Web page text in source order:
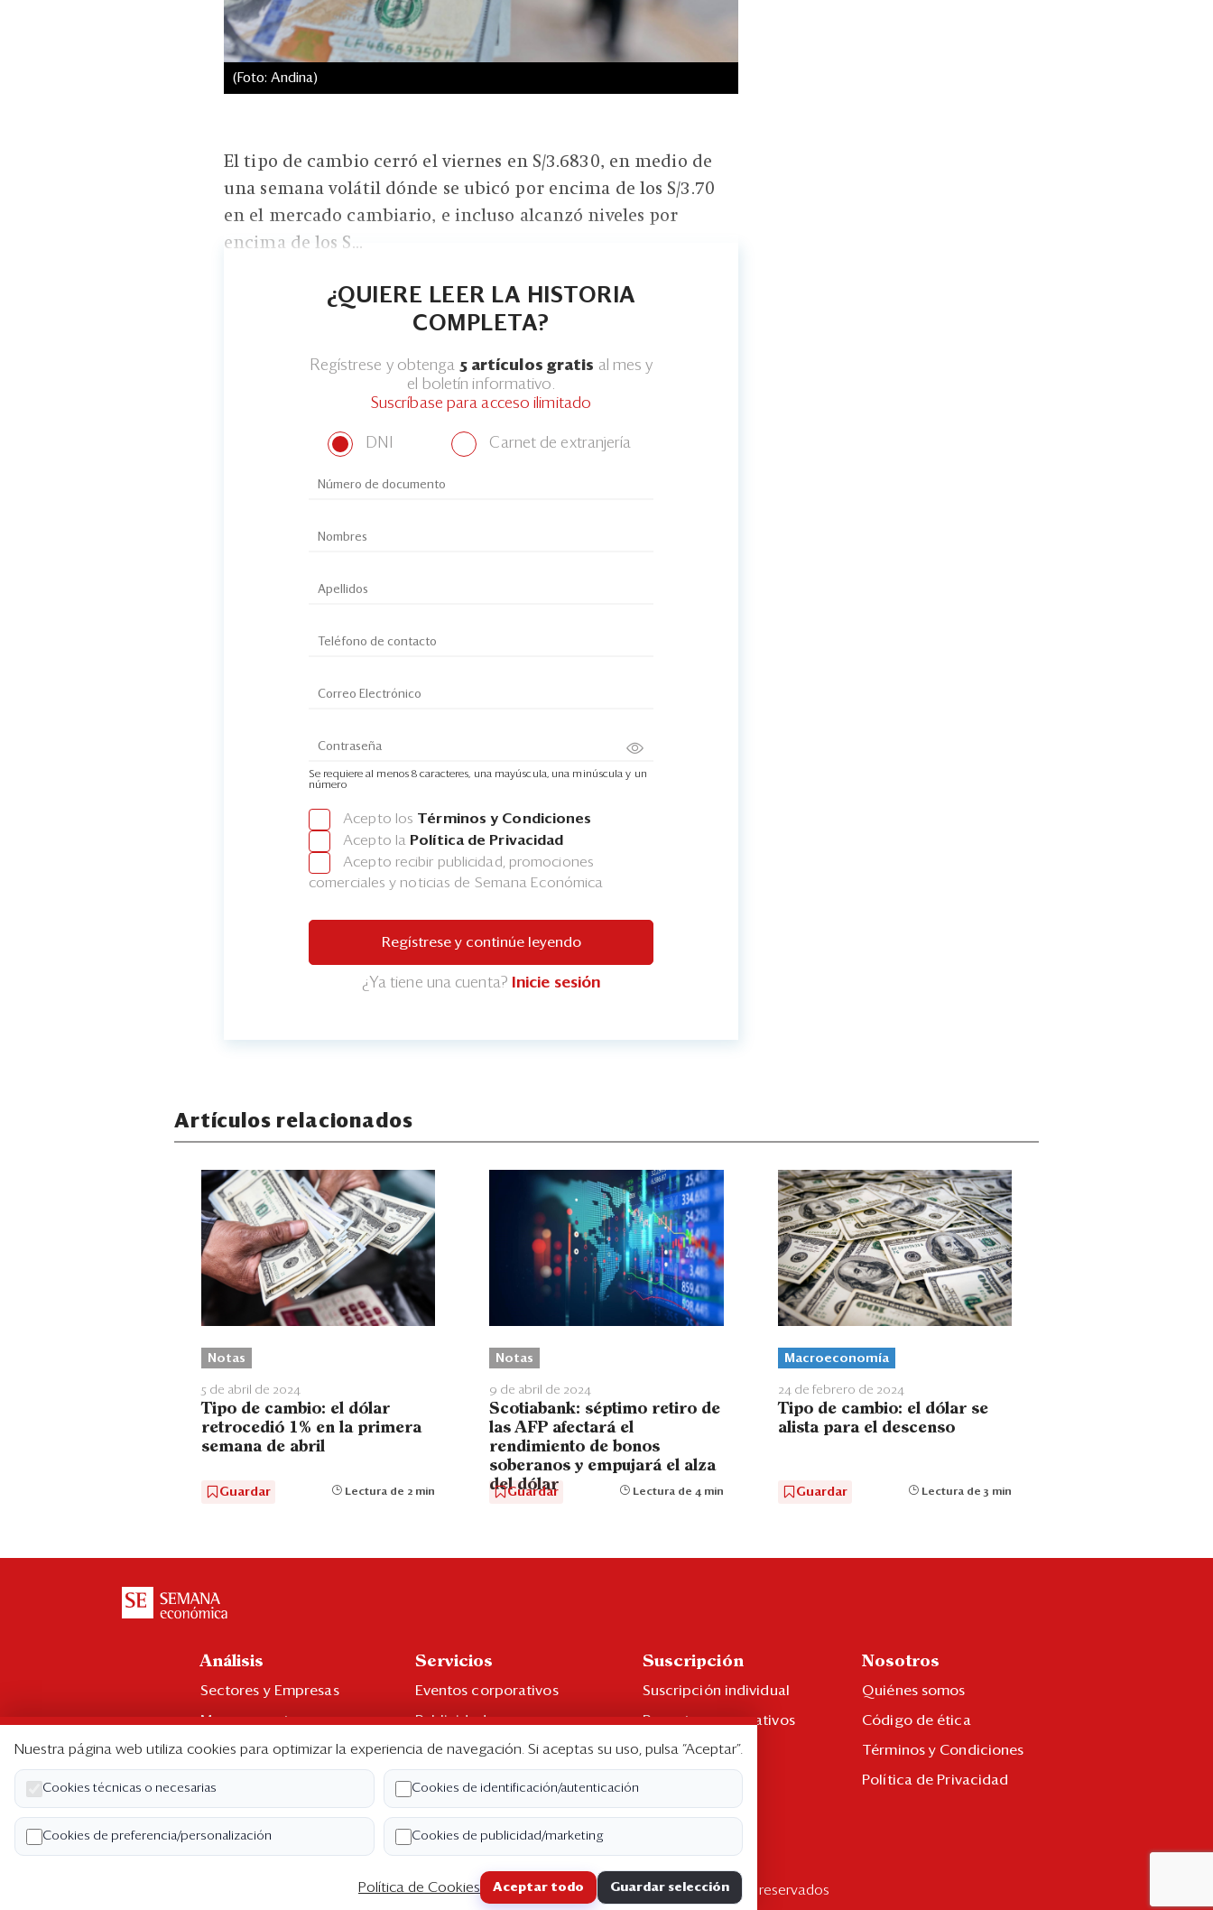
(Foto: Andina)
El tipo de cambio cerró el viernes en S/3.6830, en medio de
una semana volátil dónde se ubicó por encima de los S/3.70
en el mercado cambiario, e incluso alcanzó niveles por
encima de los S...
¿QUIERE LEER LA HISTORIA
COMPLETA?
Regístrese y obtenga 5 artículos gratis al mes y
el boletín informativo.
Suscríbase para acceso ilimitado
DNI Carnet de extranjería
Se requiere al menos 8 caracteres, una mayúscula, una minúscula y un
número
Acepto los Términos y Condiciones
Acepto la Política de Privacidad
Acepto recibir publicidad, promociones
comerciales y noticias de Semana Económica
Regístrese y continúe leyendo
¿Ya tiene una cuenta? Inicie sesión
Artículos relacionados
Notas
5 de abril de 2024
Tipo de cambio: el dólar
retrocedió 1% en la primera
semana de abril
Guardar Lectura de 2 min
Notas
9 de abril de 2024
Scotiabank: séptimo retiro de
las AFP afectará el
rendimiento de bonos
soberanos y empujará el alza
del dólar
Guardar Lectura de 4 min
Macroeconomía
24 de febrero de 2024
Tipo de cambio: el dólar se
alista para el descenso
Guardar Lectura de 3 min
Análisis
Sectores y Empresas
Management
Economía y Finanzas
Ranking CEO
Blogs
Servicios
Eventos corporativos
Publicidad
Contáctenos
Libro de reclamaciones
Suscripción
Suscripción individual
Paquetes corporativos
Edición Impresa
Nosotros
Quiénes somos
Código de ética
Términos y Condiciones
Política de Privacidad
Copyright ©2026 Semana Económica. Todos los derechos reservados
Nuestra página web utiliza cookies para optimizar la experiencia de navegación. Si aceptas su uso, pulsa “Aceptar”.
Cookies técnicas o necesarias Cookies de identificación/autenticación
Cookies de preferencia/personalización Cookies de publicidad/marketing
Política de Cookies Aceptar todo Guardar selección